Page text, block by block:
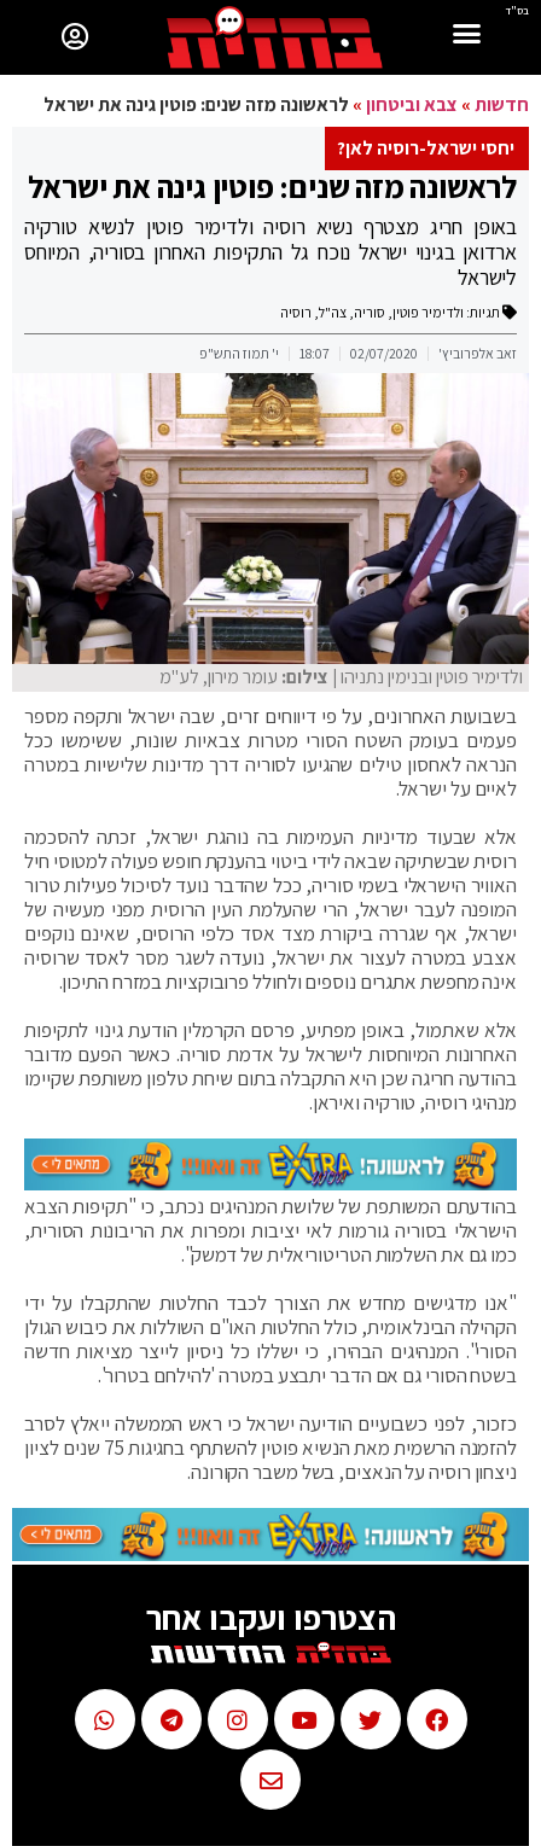
בס"ד
חדשות» צבא וביטחון» לראשונה מזה שנים: פוטין גינה את ישראל
יחסי ישראל-רוסיה לאן?
לראשונה מזה שנים: פוטין גינה את ישראל
באופן חריג מצטרף נשיא רוסיה ולדימיר פוטין לנשיא טורקיה
ארדואן בגינוי ישראל נוכח גל התקיפות האחרון בסוריה, המיוחס
לישראל
תגיות: ולדימיר פוטין, סוריה, צה"ל, רוסיה
זאב אלפרוביץ' 02/07/2020
18:07 י' תמוז התש"פ
ולדימיר פוטין ובנימין נתניהו| צילום: עומר מירון, לע"מ
בשבועות האחרונים, על פי דיווחים זרים, שבה ישראל ותקפה מספר
פעמים בעומק השטח הסורי מטרות צבאיות שונות, ששימשו ככל
הנראה לאחסון טילים שהגיעו לסוריה דרך מדינות שלישיות במטרה
לאיים על ישראל.
אלא שבעוד מדיניות העמימות בה נוהגת ישראל, זכתה להסכמה
רוסית שבשתיקה שבאה לידי ביטוי בהענקת חופש פעולה למטוסי חיל
האוויר הישראלי בשמי סוריה, ככל שהדבר נועד לסיכול פעילות טרור
המופנה לעבר ישראל, הרי שהעלמת העין הרוסית מפני מעשיה של
ישראל, אף שגררה ביקורת מצד אסד כלפי הרוסים, שאינם נוקפים
אצבע במטרה לעצור את ישראל, נועדה לשגר מסר לאסד שרוסיה
אינה מחפשת אתגרים נוספים ולחולל פרובוקציות במזרח התיכון.
אלא שאתמול, באופן מפתיע, פרסם הקרמלין הודעת גינוי לתקיפות
האחרונות המיוחסות לישראל על אדמת סוריה. כאשר הפעם מדובר
בהודעה חריגה שכן היא התקבלה בתום שיחת טלפון משותפת שקיימו
מנהיגי רוסיה, טורקיה ואיראן.
בהודעתם המשותפת של שלושת המנהיגים נכתב, כי "תקיפות הצבא
הישראלי בסוריה גורמות לאי יציבות ומפרות את הריבונות הסורית,
כמו גם את השלמות הטריטוריאלית של דמשק".
"אנו מדגישים מחדש את הצורך לכבד החלטות שהתקבלו על ידי
הקהילה הבינלאומית, כולל החלטות האו"ם השוללות את כיבוש הגולן
הסורי". המנהיגים הבהירו, כי ישללו כל ניסיון לייצר מציאות חדשה
בשטח הסורי גם אם הדבר יתבצע במטרה 'להילחם בטרור'.
כזכור, לפני כשבועיים הודיעה ישראל כי ראש הממשלה ייאלץ לסרב
להזמנה הרשמית מאת הנשיא פוטין להשתתף בחגיגות 75 שנים לציון
ניצחון רוסיה על הנאצים, בשל משבר הקורונה.
הצטרפו ועקבו אחר